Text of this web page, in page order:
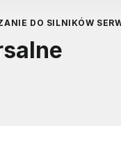
DO SILNIKÓW